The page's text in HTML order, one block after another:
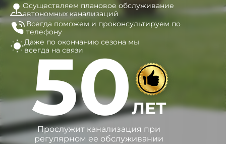
Осуществляем плановое обслуживание
автономных канализаций
Всегда поможем и проконсультируем по
телефону
Даже по окончанию сезона мы
всегда на связи
50ЛЕТ
Прослужит канализация при
регулярном ее обслуживании